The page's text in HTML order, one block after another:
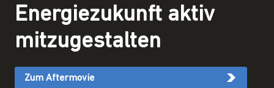
Energiezukunft aktiv
mitzugestalten
Zum Aftermovie